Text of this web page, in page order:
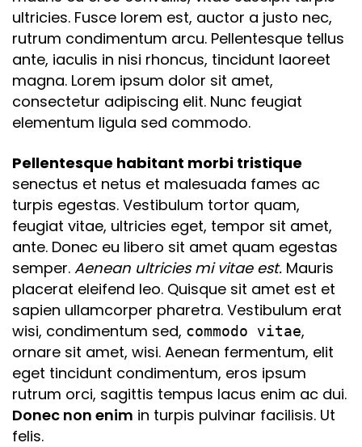
ultricies. Fusce lorem est, auctor a justo nec,
rutrum condimentum arcu. Pellentesque tellus
ante, iaculis in nisi rhoncus, tincidunt laoreet
magna. Lorem ipsum dolor sit amet,
consectetur adipiscing elit. Nunc feugiat
elementum ligula sed commodo.
Pellentesque habitant morbi tristique
senectus et netus et malesuada fames ac
turpis egestas. Vestibulum tortor quam,
feugiat vitae, ultricies eget, tempor sit amet,
ante. Donec eu libero sit amet quam egestas
semper.Aenean ultricies mi vitae est. Mauris
placerat eleifend leo. Quisque sit amet est et
sapien ullamcorper pharetra. Vestibulum erat
wisi, condimentum sed, commodo vitae,
ornare sit amet, wisi. Aenean fermentum, elit
eget tincidunt condimentum, eros ipsum
rutrum orci, sagittis tempus lacus enim ac dui.
Donec non enim in turpis pulvinar facilisis. Ut
felis.